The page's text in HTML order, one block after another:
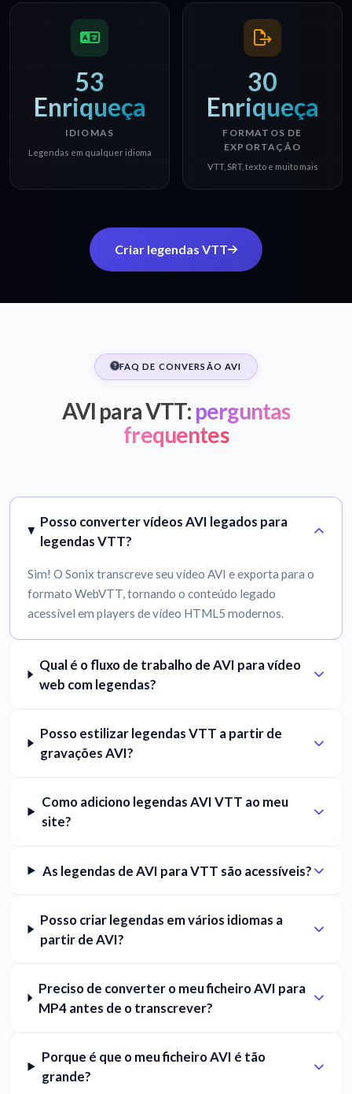
53
Enriqueça
IDIOMAS
Legendas em qualquer idioma
30
Enriqueça
FORMATOS DE
EXPORTAÇÃO
VTT, SRT, texto e muito mais
Criar legendas VTT
FAQ DE CONVERSÃO AVI
AVI para VTT: perguntas
frequentes
Posso converter vídeos AVI legados para
legendas VTT?
Sim! O Sonix transcreve seu vídeo AVI e exporta para o
formato WebVTT, tornando o conteúdo legado
acessível em players de vídeo HTML5 modernos.
Qual é o fluxo de trabalho de AVI para vídeo
web com legendas?
Posso estilizar legendas VTT a partir de
gravações AVI?
Como adiciono legendas AVI VTT ao meu
site?
As legendas de AVI para VTT são acessíveis?
Posso criar legendas em vários idiomas a
partir de AVI?
Preciso de converter o meu ficheiro AVI para
MP4 antes de o transcrever?
Porque é que o meu ficheiro AVI é tão
grande?